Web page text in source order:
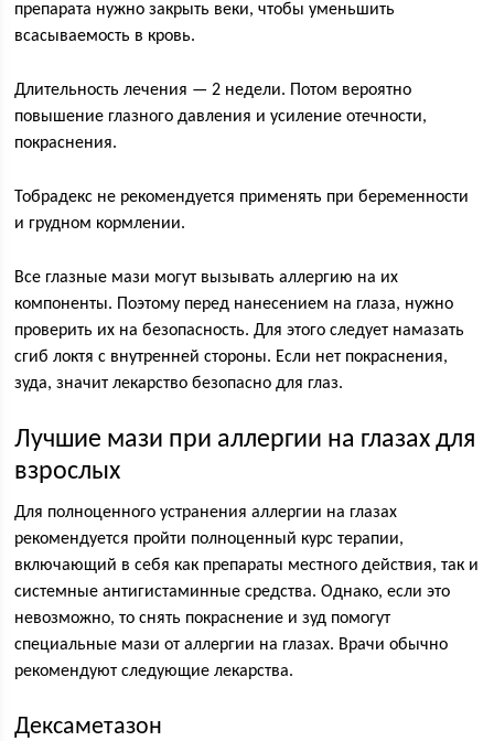
препарата нужно закрыть веки, чтобы уменьшить
всасываемость в кровь.
Длительность лечения — 2 недели. Потом вероятно
повышение глазного давления и усиление отечности,
покраснения.
Тобрадекс не рекомендуется применять при беременности
и грудном кормлении.
Все глазные мази могут вызывать аллергию на их
компоненты. Поэтому перед нанесением на глаза, нужно
проверить их на безопасность. Для этого следует намазать
сгиб локтя с внутренней стороны. Если нет покраснения,
зуда, значит лекарство безопасно для глаз.
Лучшие мази при аллергии на глазах для
взрослых
Для полноценного устранения аллергии на глазах
рекомендуется пройти полноценный курс терапии,
включающий в себя как препараты местного действия, так и
системные антигистаминные средства. Однако, если это
невозможно, то снять покраснение и зуд помогут
специальные мази от аллергии на глазах. Врачи обычно
рекомендуют следующие лекарства.
Дексаметазон